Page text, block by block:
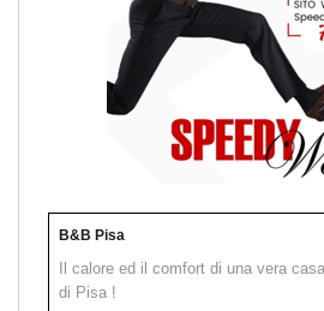
B&B Pisa
Il calore ed il comfort di una vera
di Pisa !